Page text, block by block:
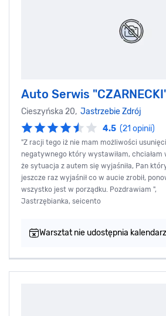
Auto Serwis
Cieszyńska 20, Jastrzebie Zdrój
4.5 (21 opinii)
"Z racji tego iż nie mam możliwości
negatywnego który wystawiłam, chciałam
że sytuacja z autem się wyjaśniła, Pan
jeszcze raz wyjaśnił co w aucie zrobił,
wszystko jest w porządku. Pozdrawiam ",
Jastrzębianka, seicento
Warsztat nie udostępnia